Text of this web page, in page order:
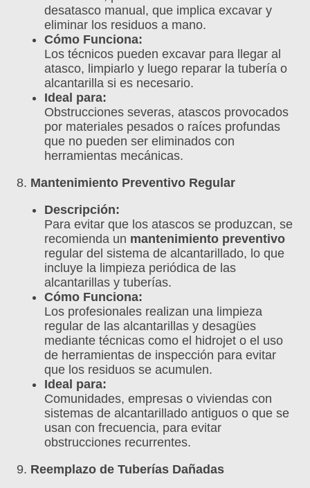
desatasco manual, que implica excavar y
eliminar los residuos a mano.
Cómo Funciona:
Los técnicos pueden excavar para llegar al
atasco, limpiarlo y luego reparar la tubería o
alcantarilla si es necesario.
Ideal para:
Obstrucciones severas, atascos provocados
por materiales pesados o raíces profundas
que no pueden ser eliminados con
herramientas mecánicas.
8. Mantenimiento Preventivo Regular
Descripción:
Para evitar que los atascos se produzcan, se
recomienda un mantenimiento preventivo
regular del sistema de alcantarillado, lo que
incluye la limpieza periódica de las
alcantarillas y tuberías.
Cómo Funciona:
Los profesionales realizan una limpieza
regular de las alcantarillas y desagües
mediante técnicas como el hidrojet o el uso
de herramientas de inspección para evitar
que los residuos se acumulen.
Ideal para:
Comunidades, empresas o viviendas con
sistemas de alcantarillado antiguos o que se
usan con frecuencia, para evitar
obstrucciones recurrentes.
9. Reemplazo de Tuberías Dañadas